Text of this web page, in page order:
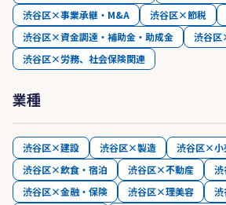
渋谷区×事業承継・M&A
渋谷区×節税
渋谷区×資金調達・補助金・助成金
渋谷区
渋谷区×労務、社会保険関連
業種
渋谷区×建設 渋谷区×製造 渋谷区×小
渋谷区×飲食・宿泊
渋谷区×不動産
渋谷区×金融・保険
渋谷区×理美容